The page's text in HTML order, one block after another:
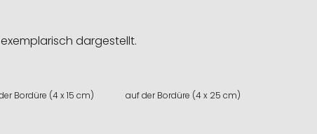
dargestellt.
Bordüre (4 x 15 cm) auf der Bordüre (4 x 25 cm)